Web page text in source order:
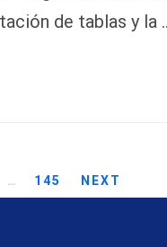
de tablas y la
145 NEXT